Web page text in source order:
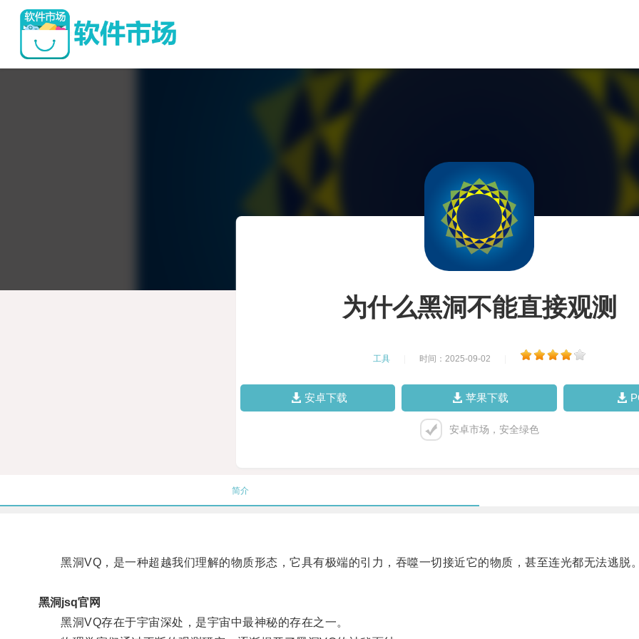
为什么黑洞不能直接观测
工具 时间：2025-09-02
安卓下载 苹果下载
安卓市场，安全绿色
简介
黑洞VQ，是一种超越我们理解的物质形态，它具有极端的引力，吞噬一切接近它的物质，甚至连光都无法逃脱。
黑洞jsq官网
黑洞VQ存在于宇宙深处，是宇宙中最神秘的存在之一。